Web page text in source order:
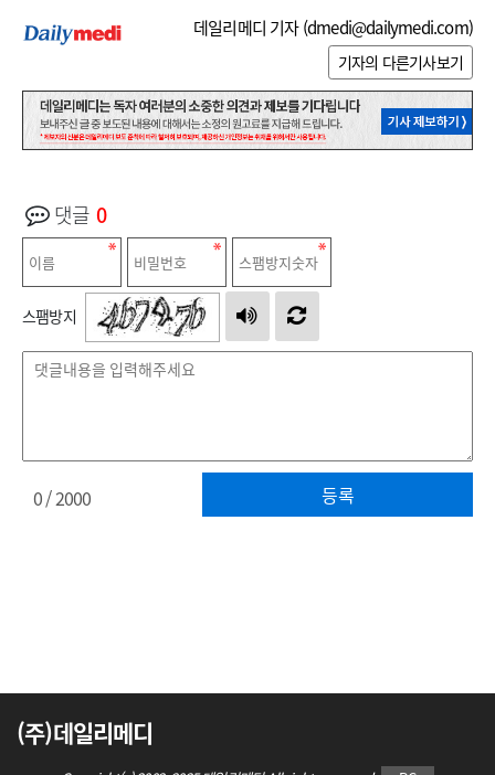
데일리메디 기자 (dmedi@dailymedi.com)
기자의 다른기사보기
댓글 0
스팸방지
등록
0/ 2000
(주)데일리메디